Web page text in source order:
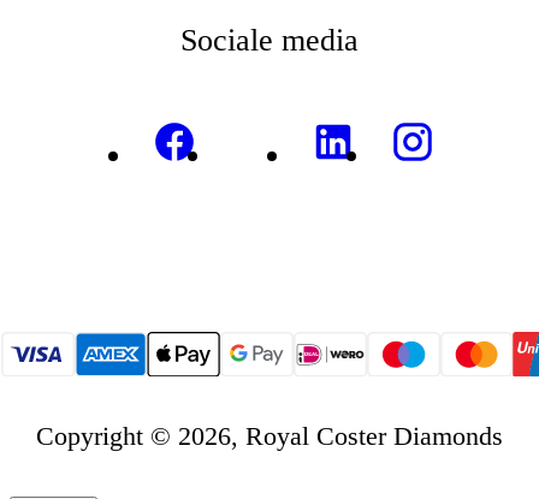
Sociale media
Copyright © 2026, Royal Coster Diamonds